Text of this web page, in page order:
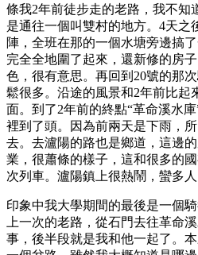
條我2年前徒步走的老路，我不知
是通往一個叫雙村的地方。4天
陣，全班在那的一個水塘旁邊搞
完全全地圍了起來，還新修的房
色，很有意思。再回到20號的那
鬆很多。沿途的風景和2年前比起
面。到了2年前的終點“革命溪水
裡到了頭。因為前兩天是下雨，
去。去瀘陽的路也是鄉道，這邊
業，很蕭條的樣子，這和很多的
次列車。瀘陽鎮上很熱鬧，蠻多
印象中我大學期間的最後是一個
上一次的老路，從石門去往革命
事，後半段就是我和他一起了。